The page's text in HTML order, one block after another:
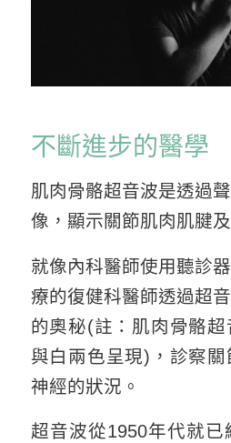
不斷進步的醫學
肌肉骨骼超音波是透過
像，顯示關節肌肉肌腱
就像內科醫師使用聽診
療的復健科醫師透過超
的奧秘(註：肌肉骨骼
與白兩色呈現)，診察
神經的狀況。
超音波從1950年代就